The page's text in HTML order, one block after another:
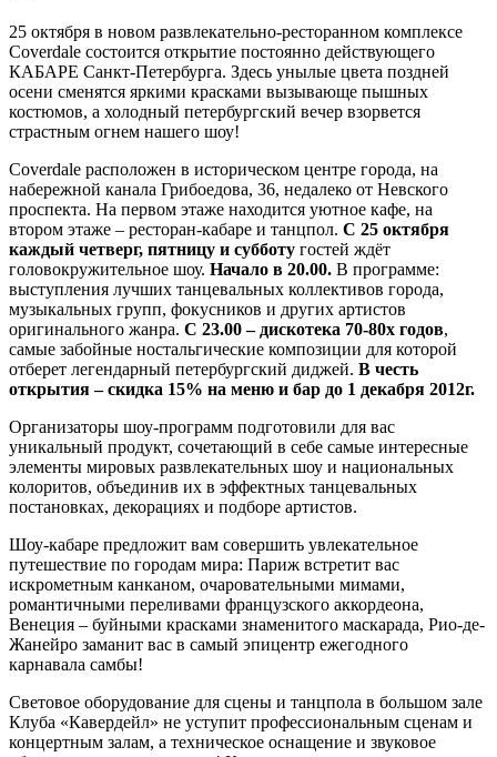
25 октября в новом развлекательно-ресторанном комплексе
Coverdale состоится открытие постоянно действующего
КАБАРЕ Санкт-Петербурга. Здесь унылые цвета поздней
осени сменятся яркими красками вызывающе пышных
костюмов, а холодный петербургский вечер взорвется
страстным огнем нашего шоу!
Coverdale расположен в историческом центре города, на
набережной канала Грибоедова, 36, недалеко от Невского
проспекта. На первом этаже находится уютное кафе, на
втором этаже – ресторан-кабаре и танцпол. С 25 октября
каждый четверг, пятницу и субботу гостей ждёт
головокружительное шоу. Начало в 20.00. В программе:
выступления лучших танцевальных коллективов города,
музыкальных групп, фокусников и других артистов
оригинального жанра. С 23.00 – дискотека 70-80х годов,
самые забойные ностальгические композиции для которой
отберет легендарный петербургский диджей. В честь
открытия – скидка 15% на меню и бар до 1 декабря 2012г.
Организаторы шоу-программ подготовили для вас
уникальный продукт, сочетающий в себе самые интересные
элементы мировых развлекательных шоу и национальных
колоритов, объединив их в эффектных танцевальных
постановках, декорациях и подборе артистов.
Шоу-кабаре предложит вам совершить увлекательное
путешествие по городам мира: Париж встретит вас
искрометным канканом, очаровательными мимами,
романтичными переливами французского аккордеона,
Венеция – буйными красками знаменитого маскарада, Рио-де-
Жанейро заманит вас в самый эпицентр ежегодного
карнавала самбы!
Световое оборудование для сцены и танцпола в большом зале
Клуба «Кавердейл» не уступит профессиональным сценам и
концертным залам, а техническое оснащение и звуковое